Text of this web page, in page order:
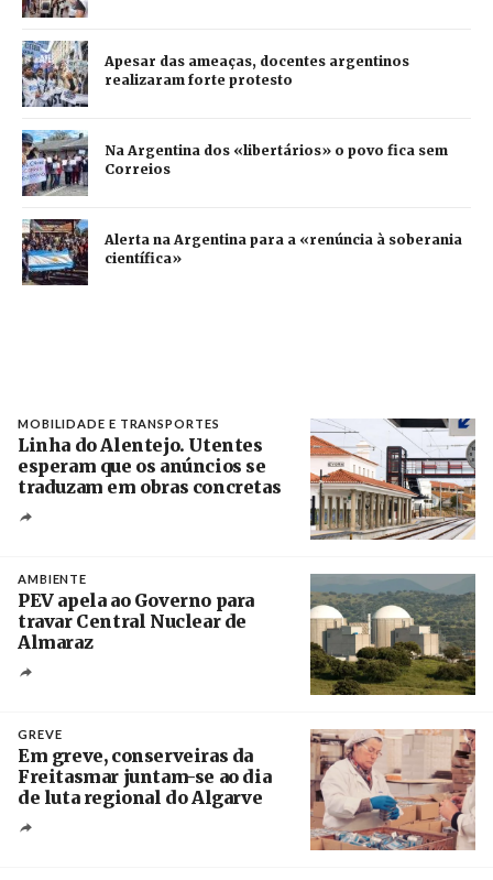
Apesar das ameaças, docentes argentinos
realizaram forte protesto
Na Argentina dos «libertários» o povo fica sem
Correios
Alerta na Argentina para a «renúncia à soberania
científica»
MOBILIDADE E TRANSPORTES
Linha do Alentejo. Utentes
esperam que os anúncios se
traduzam em obras concretas
AMBIENTE
PEV apela ao Governo para
travar Central Nuclear de
Almaraz
GREVE
Em greve, conserveiras da
Freitasmar juntam-se ao dia
de luta regional do Algarve